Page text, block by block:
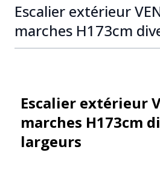
Escalier extérieur
marches H173cm
Escalier extérieur
marches H173cm
largeurs